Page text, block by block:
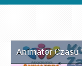
Animator Czasu